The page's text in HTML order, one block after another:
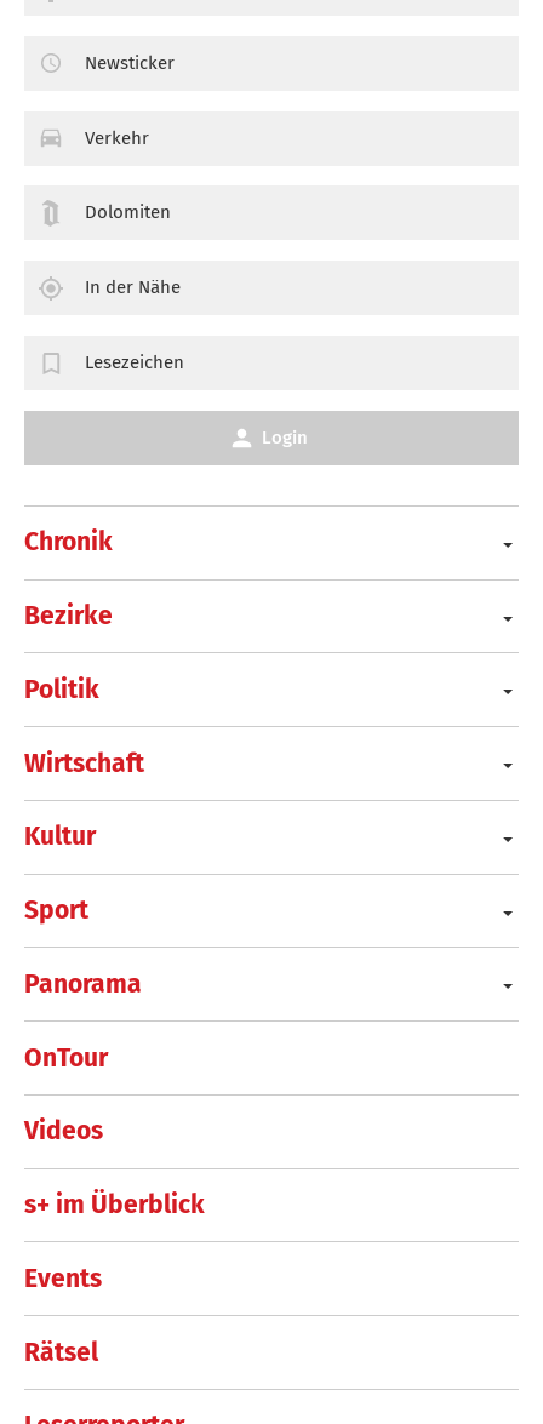
Chronik
Bezirke
Politik
Wirtschaft
Kultur
Sport
Panorama
OnTour
Videos
s+ im Überblick
Events
Rätsel
Newsticker
Verkehr
Dolomiten
In der Nähe
Lesezeichen
Login